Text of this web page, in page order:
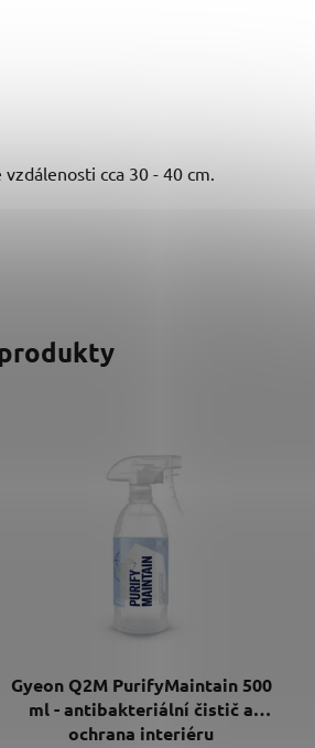
cca 30 - 40 cm.
Gyeon Q2M PurifyMaintain 500
ml - antibakteriální čistič a
ochrana interiéru